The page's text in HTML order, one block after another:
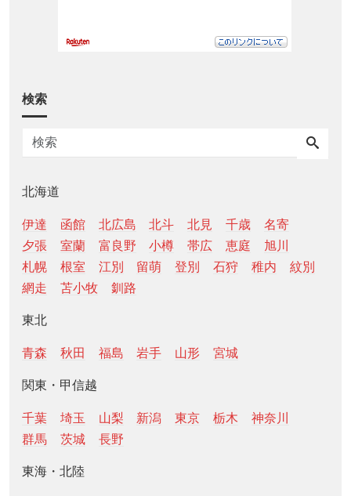
検索
北海道
伊達 函館 北広島 北斗 北見 千歳
名寄
夕張
室蘭 富良野 小樽 帯広 恵庭
旭川
札幌
根室 江別 留萌 登別 石狩 稚内
紋別
網走
苫小牧 釧路
東北
青森 秋田 福島 岩手 山形 宮城
関東・甲信越
千葉 埼玉 山梨 新潟 東京 栃木
神奈川
群馬
茨城 長野
東海・北陸